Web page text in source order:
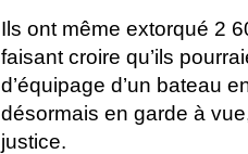
Ils ont même extorqué 2
faisant croire qu’ils
d’équipage d’un bateau
désormais en garde à
justice.